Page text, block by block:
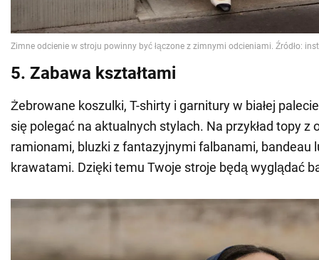
5. Zabawa kształtami
Żebrowane koszulki, T-shirty i garnitury w białej
się polegać na aktualnych stylach. Na przykład topy z
ramionami, bluzki z fantazyjnymi falbanami, bandeau
krawatami. Dzięki temu Twoje stroje będą wyglądać